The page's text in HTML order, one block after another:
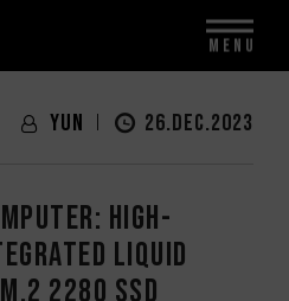
Yun 26.DEC.2023
High-
Liquid
2280 SSD
MENU